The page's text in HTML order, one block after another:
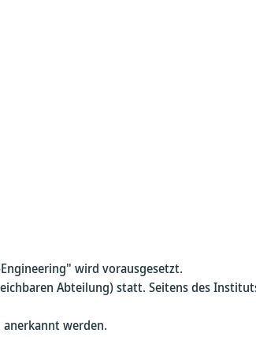
wird vorausgesetzt.
Abteilung) statt. Seitens des
werden.